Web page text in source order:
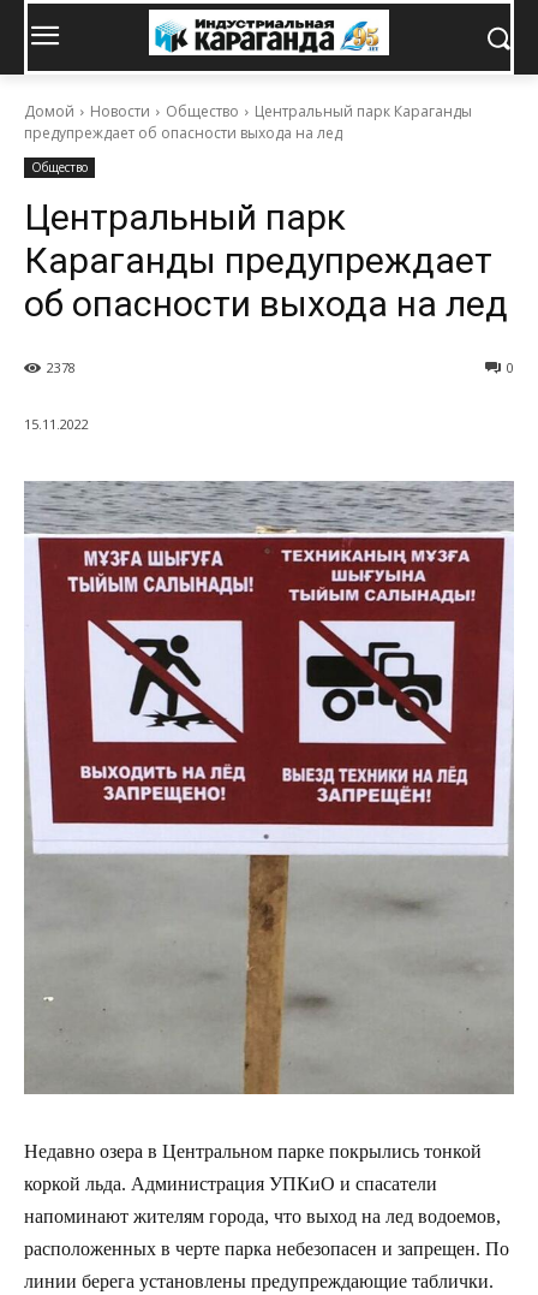
Домой Новости Общество
Центральный парк Караганды
предупреждает об опасности выхода на лед
Общество
Центральный парк
Караганды предупреждает
об опасности выхода на лед
0
2378
15.11.2022
Недавно озера в Центральном парке покрылись тонкой
коркой льда. Администрация УПКиО и спасатели
напоминают жителям города, что выход на лед водоемов,
расположенных в черте парка небезопасен и запрещен. По
линии берега установлены предупреждающие таблички.